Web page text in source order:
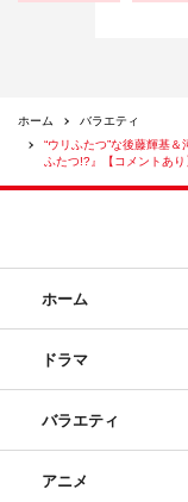
ホーム
バラエティ
“ウリふたつ”な後藤輝基
ふたつ!?』【コメントあり
ホーム
ドラマ
バラエティ
アニメ